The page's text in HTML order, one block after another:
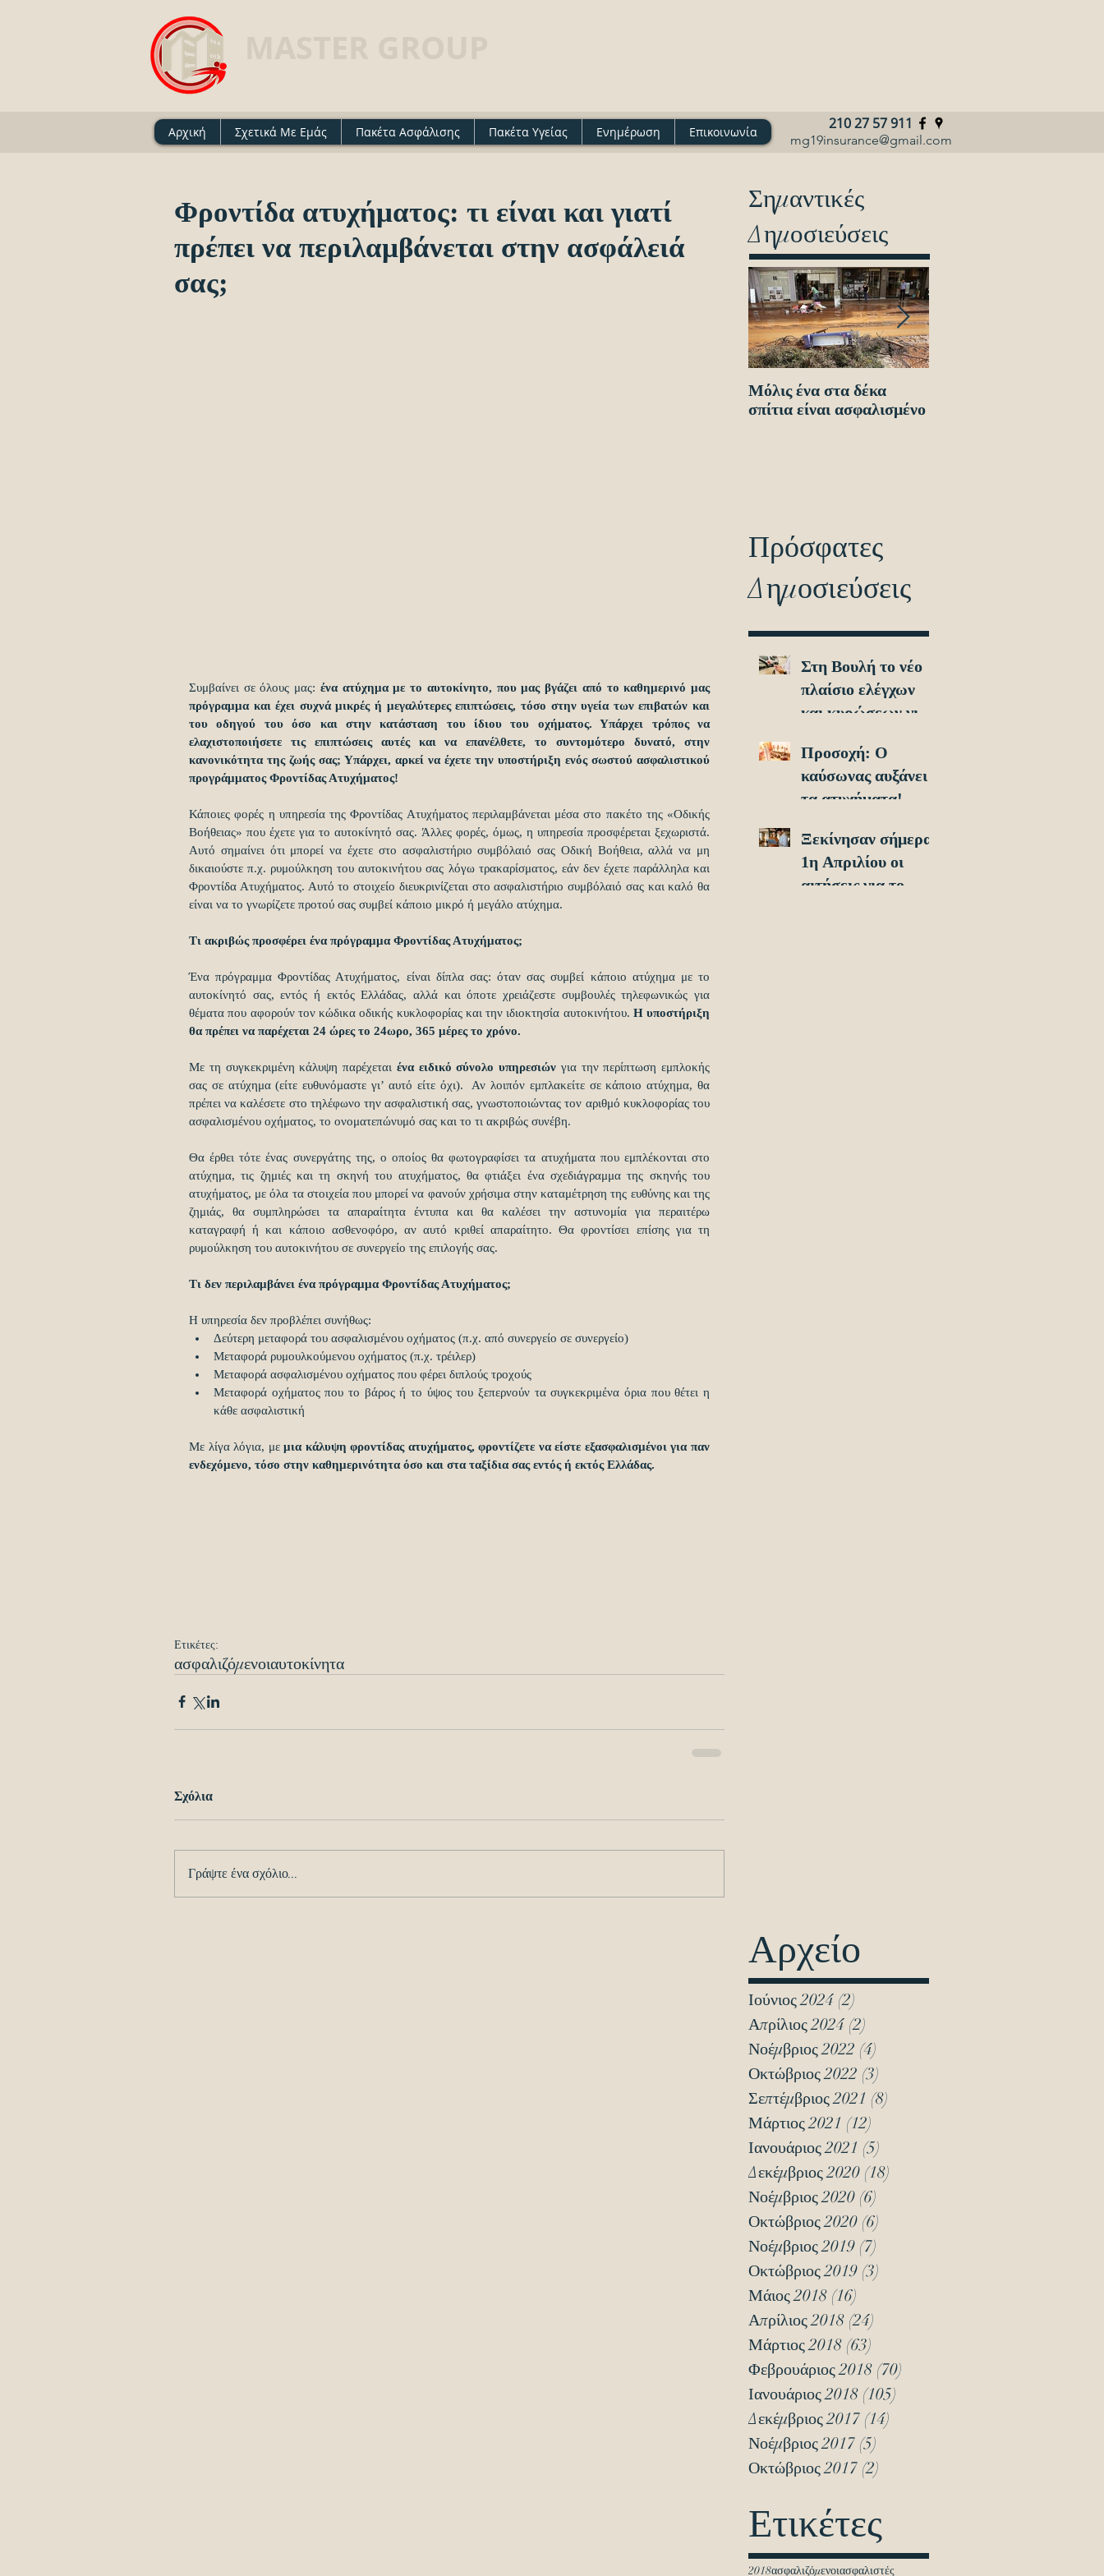
mg19insurance@gmail.com
210 27 57 911
Αρχική Σχετικά Με Εμάς Πακέτα Ασφάλισης Πακέτα Υγείας Ενημέρωση Επικοινωνία
Φροντίδα ατυχήματος: τι είναι και γιατί
πρέπει να περιλαμβάνεται στην ασφάλειά
σας;
Συμβαίνει σε όλους μας: ένα ατύχημα με το αυτοκίνητο, που μας βγάζει από το καθημερινό μας
πρόγραμμα και έχει συχνά μικρές ή μεγαλύτερες επιπτώσεις, τόσο στην υγεία των επιβατών και
του οδηγού του όσο και στην κατάσταση του ίδιου του οχήματος. Υπάρχει τρόπος να
ελαχιστοποιήσετε τις επιπτώσεις αυτές και να επανέλθετε, το συντομότερο δυνατό, στην
κανονικότητα της ζωής σας; Υπάρχει, αρκεί να έχετε την υποστήριξη ενός σωστού ασφαλιστικού
προγράμματος Φροντίδας Ατυχήματος!
Κάποιες φορές η υπηρεσία της Φροντίδας Ατυχήματος περιλαμβάνεται μέσα στο πακέτο της «Οδικής
Βοήθειας» που έχετε για το αυτοκίνητό σας. Άλλες φορές, όμως, η υπηρεσία προσφέρεται ξεχωριστά.
Αυτό σημαίνει ότι μπορεί να έχετε στο ασφαλιστήριο συμβόλαιό σας Οδική Βοήθεια, αλλά να μη
δικαιούστε π.χ. ρυμούλκηση του αυτοκινήτου σας λόγω τρακαρίσματος, εάν δεν έχετε παράλληλα και
Φροντίδα Ατυχήματος. Αυτό το στοιχείο διευκρινίζεται στο ασφαλιστήριο συμβόλαιό σας και καλό θα
είναι να το γνωρίζετε προτού σας συμβεί κάποιο μικρό ή μεγάλο ατύχημα.
Τι ακριβώς προσφέρει ένα πρόγραμμα Φροντίδας Ατυχήματος;
Ένα πρόγραμμα Φροντίδας Ατυχήματος, είναι δίπλα σας: όταν σας συμβεί κάποιο ατύχημα με το
αυτοκίνητό σας, εντός ή εκτός Ελλάδας, αλλά και όποτε χρειάζεστε συμβουλές τηλεφωνικώς για
θέματα που αφορούν τον κώδικα οδικής κυκλοφορίας και την ιδιοκτησία αυτοκινήτου. Η υποστήριξη
θα πρέπει να παρέχεται 24 ώρες το 24ωρο, 365 μέρες το χρόνο.
Με τη συγκεκριμένη κάλυψη παρέχεται ένα ειδικό σύνολο υπηρεσιών για την περίπτωση εμπλοκής
σας σε ατύχημα (είτε ευθυνόμαστε γι’ αυτό είτε όχι).  Αν λοιπόν εμπλακείτε σε κάποιο ατύχημα, θα
πρέπει να καλέσετε στο τηλέφωνο την ασφαλιστική σας, γνωστοποιώντας τον αριθμό κυκλοφορίας του
ασφαλισμένου οχήματος, το ονοματεπώνυμό σας και το τι ακριβώς συνέβη.
Θα έρθει τότε ένας συνεργάτης της, ο οποίος θα φωτογραφίσει τα ατυχήματα που εμπλέκονται στο
ατύχημα, τις ζημιές και τη σκηνή του ατυχήματος, θα φτιάξει ένα σχεδιάγραμμα της σκηνής του
ατυχήματος, με όλα τα στοιχεία που μπορεί να φανούν χρήσιμα στην καταμέτρηση της ευθύνης και της
ζημιάς, θα συμπληρώσει τα απαραίτητα έντυπα και θα καλέσει την αστυνομία για περαιτέρω
καταγραφή ή και κάποιο ασθενοφόρο, αν αυτό κριθεί απαραίτητο. Θα φροντίσει επίσης για τη
ρυμούλκηση του αυτοκινήτου σε συνεργείο της επιλογής σας.
Τι δεν περιλαμβάνει ένα πρόγραμμα Φροντίδας Ατυχήματος;
Η υπηρεσία δεν προβλέπει συνήθως:
Δεύτερη μεταφορά του ασφαλισμένου οχήματος (π.χ. από συνεργείο σε συνεργείο)
Μεταφορά ρυμουλκούμενου οχήματος (π.χ. τρέιλερ)
Μεταφορά ασφαλισμένου οχήματος που φέρει διπλούς τροχούς
Μεταφορά οχήματος που το βάρος ή το ύψος του ξεπερνούν τα συγκεκριμένα όρια που θέτει η
κάθε ασφαλιστική
Με λίγα λόγια, με μια κάλυψη φροντίδας ατυχήματος, φροντίζετε να είστε εξασφαλισμένοι για παν
ενδεχόμενο, τόσο στην καθημερινότητα όσο και στα ταξίδια σας εντός ή εκτός Ελλάδας.
Ετικέτες:
ασφαλιζόμενοιαυτοκίνητα
Σχόλια
Γράψτε ένα σχόλιο...
Σημαντικές
Δημοσιεύσεις
Μόλις ένα στα δέκα
σπίτια είναι ασφαλισμένο
Πρόσφατες
Δημοσιεύσεις
Στη Βουλή το νέο
πλαίσιο ελέγχων
και κυρώσεων για
οχήματα!
Προσοχή: O
καύσωνας αυξάνει
τα ατυχήματα!
Ξεκίνησαν σήμερα
1η Απριλίου οι
αιτήσεις για το
Αρχείο
Ιούνιος 2024 (2)
Απρίλιος 2024 (2)
Νοέμβριος 2022 (4)
Οκτώβριος 2022 (3)
Σεπτέμβριος 2021 (8)
Μάρτιος 2021 (12)
Ιανουάριος 2021 (5)
Δεκέμβριος 2020 (18)
Νοέμβριος 2020 (6)
Οκτώβριος 2020 (6)
Νοέμβριος 2019 (7)
Οκτώβριος 2019 (3)
Μάιος 2018 (16)
Απρίλιος 2018 (24)
Μάρτιος 2018 (63)
Φεβρουάριος 2018 (70)
Ιανουάριος 2018 (105)
Δεκέμβριος 2017 (14)
Νοέμβριος 2017 (5)
Οκτώβριος 2017 (2)
Ετικέτες
2018ασφαλιζόμενοιασφαλιστές